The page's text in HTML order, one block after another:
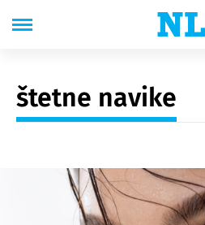
štetne navike